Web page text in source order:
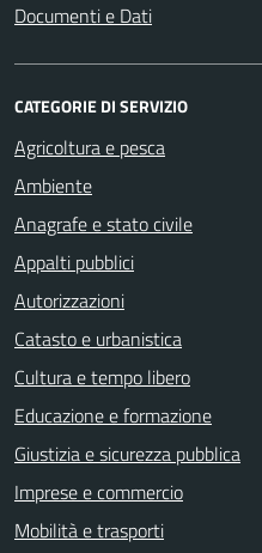
Documenti e Dati
CATEGORIE DI SERVIZIO
Agricoltura e pesca
Ambiente
Anagrafe e stato civile
Appalti pubblici
Autorizzazioni
Catasto e urbanistica
Cultura e tempo libero
Educazione e formazione
Giustizia e sicurezza pubblica
Imprese e commercio
Mobilità e trasporti